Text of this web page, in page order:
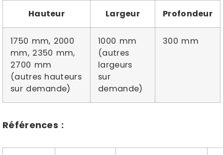
Hauteur Largeur Profondeur
1750 mm, 2000
mm, 2350 mm,
2700 mm
(autres hauteurs
sur demande)
1000 mm
(autres
largeurs
sur
demande)
300 mm
Références :